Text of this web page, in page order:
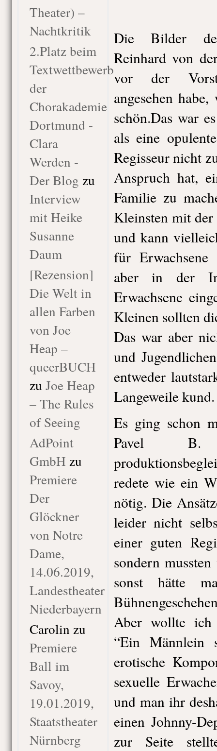
Theater) –
Nachtkritik
2.Platz beim
Textwettbewerb
der
Chorakademie
Dortmund -
Clara
Werden -
Der Blog zu
Interview
mit Heike
Susanne
Daum
[Rezension]
Die Welt in
allen Farben
von Joe
Heap –
queerBUCH
zu Joe Heap
– The Rules
of Seeing
AdPoint
GmbH zu
Premiere
Der
Glöckner
von Notre
Dame,
14.06.2019,
Landestheater
Niederbayern
Carolin zu
Premiere
Ball im
Savoy,
19.01.2019,
Staatstheater
Nürnberg
Die Bilder
Reinhard von
vor der
angesehen
schön.Das war
als eine
Regisseur nicht
Anspruch hat,
Familie zu
Kleinsten mit
und kann
für
aber in der
Erwachsene
Kleinen sollten
Das war aber
und
entweder
Langeweile kund.
Es ging schon
Pavel B.
redete wie ein
nötig. Die
leider nicht
einer guten
sondern
sonst hätte
Aber wollte ich
“Ein Männlein
erotische
sexuelle
und man ihr
einen Johnny-
zur Seite